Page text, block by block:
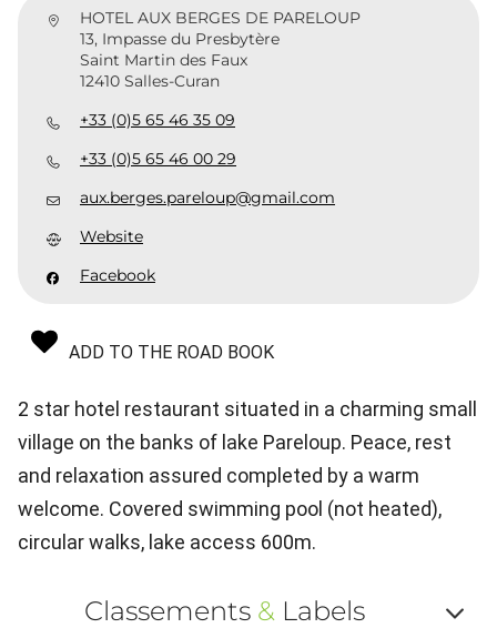
HOTEL AUX BERGES DE PARELOUP
13, Impasse du Presbytère
Saint Martin des Faux
12410 Salles-Curan
+33 (0)5 65 46 35 09
+33 (0)5 65 46 00 29
aux.berges.pareloup@gmail.com
Website
Facebook
ADD TO THE ROAD BOOK
2 star hotel restaurant situated in a charming small
village on the banks of lake Pareloup. Peace, rest
and relaxation assured completed by a warm
welcome. Covered swimming pool (not heated),
circular walks, lake access 600m.
Classements &Labels